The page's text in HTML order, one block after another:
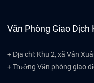
Văn Phòng Giao
+ Địa chỉ: Khu 2, xã Vân
+ Trưởng Văn phòng giao